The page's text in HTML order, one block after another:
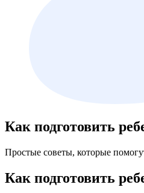
Как подготовить
Простые советы, которые
Как подготовить